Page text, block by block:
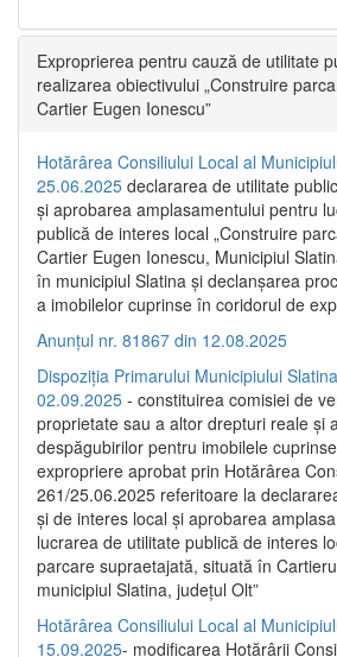
Exproprierea pentru cauză de utilitate
realizarea obiectivului „Construire
Cartier Eugen Ionescu”
Hotărârea Consiliului Local al
25.06.2025 declararea de utilitate
și aprobarea amplasamentului pentru
publică de interes local „Construire
Cartier Eugen Ionescu, Municipiul
în municipiul Slatina și declanșarea
a imobilelor cuprinse în coridorul de
Anunțul nr. 81867 din 12.08.2025
Dispoziția Primarului Municipiului
02.09.2025 - constituirea comisiei de
proprietate sau a altor drepturi reale și
despăgubirilor pentru imobilele
expropriere aprobat prin Hotărârea
261/25.06.2025 referitoare la
și de interes local și aprobarea
lucrarea de utilitate publică de interes
parcare supraetajată, situată în
municipiul Slatina, județul Olt”
Hotărârea Consiliului Local al
15.09.2025- modificarea Hotărârii